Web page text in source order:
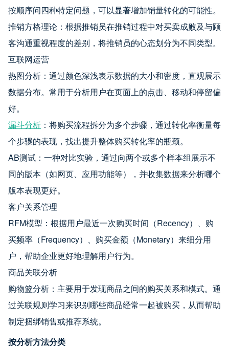
按顺序问四种特定问题，可以显著增加销量转化的可能性。
推销方格理论：根据推销员在推销过程中对买卖成败及与顾
客沟通重视程度的差别，将推销员的心态划分为不同类型。
互联网运营
热图分析：通过颜色深浅表示数据的大小和密度，直观展示
数据分布。常用于分析用户在页面上的点击、移动和停留偏
好。
漏斗分析 ：将购买流程拆分为多个步骤，通过转化率衡量每
个步骤的表现，找出提升整体购买转化率的瓶颈。
AB测试：一种对比实验，通过向两个或多个样本组展示不
同的版本（如网页、应用功能等），并收集数据来分析哪个
版本表现更好。
客户关系管理
RFM模型：根据用户最近一次购买时间（Recency）、购
买频率（Frequency）、购买金额（Monetary）来细分用
户，帮助企业更好地理解用户行为。
商品关联分析
购物篮分析：主要用于发现商品之间的购买关系和模式。通
过关联规则学习来识别哪些商品经常一起被购买，从而帮助
制定捆绑销售或推荐系统。
按分析方法分类